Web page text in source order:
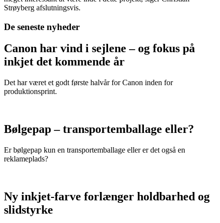
Strøyberg afslutningsvis.
De seneste nyheder
Canon har vind i sejlene – og fokus på
inkjet det kommende år
Det har været et godt første halvår for Canon inden for
produktionsprint.
Bølgepap – transportemballage eller?
Er bølgepap kun en transportemballage eller er det også en
reklameplads?
Ny inkjet-farve forlænger holdbarhed og
slidstyrke